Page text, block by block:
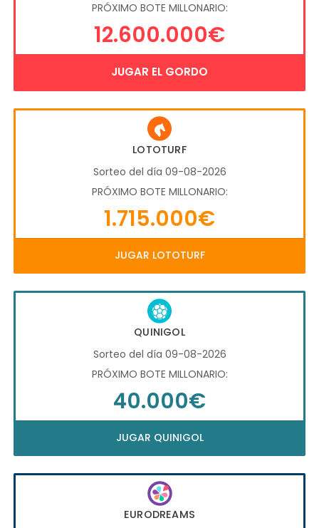
PRÓXIMO BOTE MILLONARIO:
12.600.000€
JUGAR EL GORDO
LOTOTURF
Sorteo del día 09-08-2026
PRÓXIMO BOTE MILLONARIO:
1.715.000€
JUGAR LOTOTURF
QUINIGOL
Sorteo del día 09-08-2026
PRÓXIMO BOTE MILLONARIO:
40.000€
JUGAR QUINIGOL
EURODREAMS